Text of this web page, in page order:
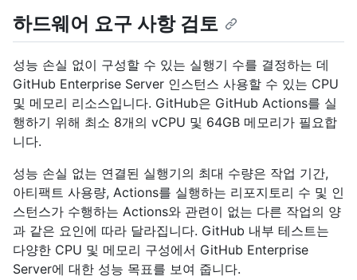
하드웨어 요구 사항 검토
성능 손실 없이 구성할 수 있는 실행기 수를 결정하는 데
GitHub Enterprise Server 인스턴스 사용할 수 있는 CPU
및 메모리 리소스입니다. GitHub은 GitHub Actions를 실
행하기 위해 최소 8개의 vCPU 및 64GB 메모리가 필요합
니다.
성능 손실 없는 연결된 실행기의 최대 수량은 작업 기간,
아티팩트 사용량, Actions를 실행하는 리포지토리 수 및 인
스턴스가 수행하는 Actions와 관련이 없는 다른 작업의 양
과 같은 요인에 따라 달라집니다. GitHub 내부 테스트는
다양한 CPU 및 메모리 구성에서 GitHub Enterprise
Server에 대한 성능 목표를 보여 줍니다.